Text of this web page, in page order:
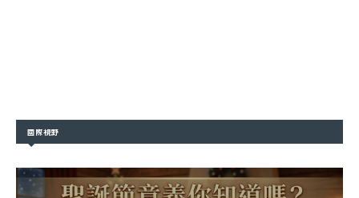
國際視野